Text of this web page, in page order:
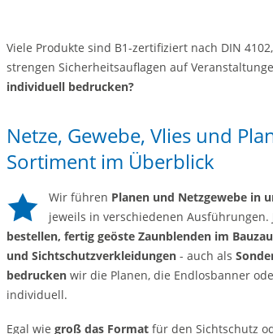
Viele Produkte sind B1-zertifiziert nach DIN
strengen Sicherheitsauflagen auf
individuell bedrucken?
Netze, Gewebe, Vlies und
Sortiment im Überblick
Wir führen Planen und Netzgewebe in
jeweils in verschiedenen Ausführungen.
bestellen, fertig geöste Zaunblenden im
und Sichtschutzverkleidungen - auch als
bedrucken wir die Planen, die Endlosbanner
individuell.
Egal wie groß das Format für den Sichtschutz